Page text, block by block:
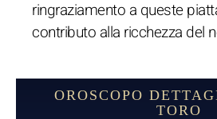
ringraziamento a queste
contributo alla ricchezza del
OROSCOPO
TORO